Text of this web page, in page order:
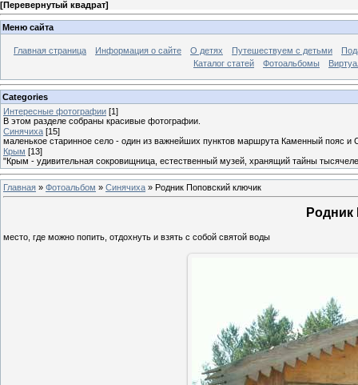
[Перевернутый квадрат]
Меню сайта
Главная страница Информация о сайте О детях Путешествуем с детьми
Каталог статей
Фотоальбомы
Categories
Интересные фотографии [1]
В этом разделе собраны красивые фотографии.
Синячиха [15]
маленькое старинное село - один из важнейших пунктов маршрута Каменный пояс
Крым [13]
"Крым - удивительная сокровищница, естественный музей, хранящий тайны
Главная » Фотоальбом » Синячиха » Родник Поповский ключик
Родник
место, где можно попить, отдохнуть и взять с собой святой воды